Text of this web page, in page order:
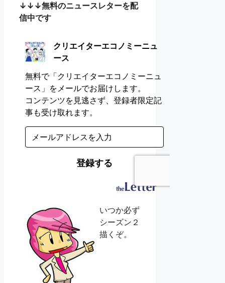
↓↓↓無料のニュースレターを配
信中です
いつか必ず
シーズン２
描くぞ。